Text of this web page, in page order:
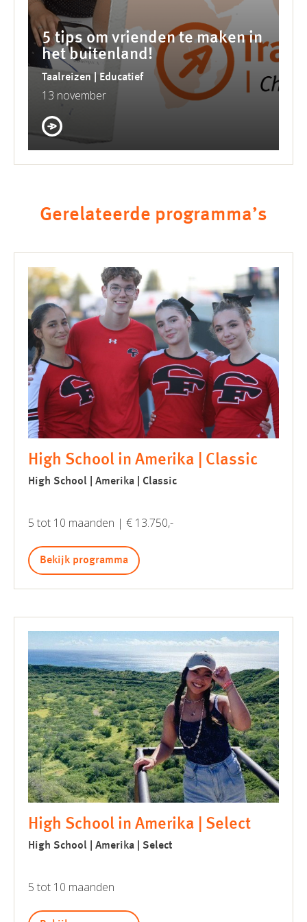
5 tips om vrienden te maken in
het buitenland!
Taalreizen | Educatief
13 november
Gerelateerde programma’s
High School in Amerika | Classic
High School | Amerika | Classic
5 tot 10 maanden | € 13.750,-
Bekijk programma
High School in Amerika | Select
High School | Amerika | Select
5 tot 10 maanden